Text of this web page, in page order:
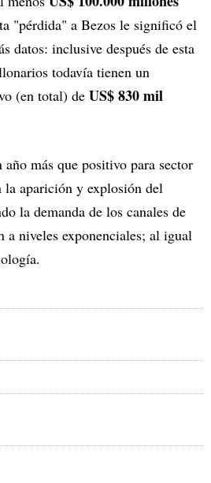
"pérdida" a Bezos le significó el
datos: inclusive después de esta
todavía tienen un
(en total) de US$ 830 mil
más que positivo para sector
la aparición y explosión del
la demanda de los canales de
a niveles exponenciales; al igual